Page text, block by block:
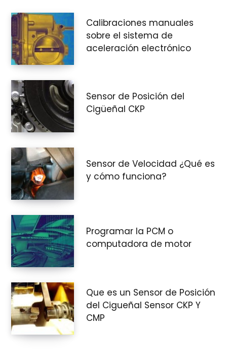
Calibraciones manuales
sobre el sistema de
aceleración electrónico
Sensor de Posición del
Cigüeñal CKP
Sensor de Velocidad ¿Qué es
y cómo funciona?
Programar la PCM o
computadora de motor
Que es un Sensor de Posición
del Cigueñal Sensor CKP Y
CMP